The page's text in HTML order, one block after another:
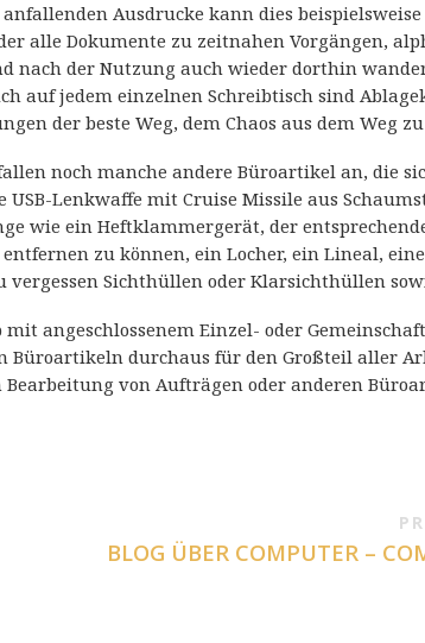
anfallenden Ausdrucke kann dies
alle Dokumente zu zeitnahen Vorgängen,
nach der Nutzung auch wieder dorthin
auf jedem einzelnen Schreibtisch sind
der beste Weg, dem Chaos aus dem Weg
noch manche andere Büroartikel an, die
USB-Lenkwaffe mit Cruise Missile aus
wie ein Heftklammergerät, der
zu können, ein Locher, ein Lineal,
vergessen Sichthüllen oder Klarsichthüllen
mit angeschlossenem Einzel- oder
Büroartikeln durchaus für den Großteil aller
von Aufträgen oder anderen
BLOG ÜBER COMPUTER –